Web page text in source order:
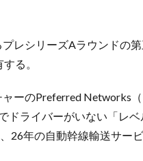
レシリーズAラウンドの
る。
ーのPreferred Networks
ライバーがいない「レベ
26年の自動幹線輸送サー